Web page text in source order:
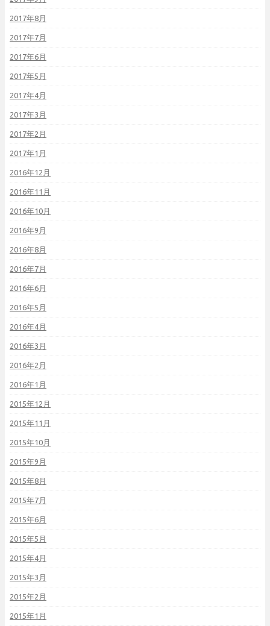
2017年8月
2017年7月
2017年6月
2017年5月
2017年4月
2017年3月
2017年2月
2017年1月
2016年12月
2016年11月
2016年10月
2016年9月
2016年8月
2016年7月
2016年6月
2016年5月
2016年4月
2016年3月
2016年2月
2016年1月
2015年12月
2015年11月
2015年10月
2015年9月
2015年8月
2015年7月
2015年6月
2015年5月
2015年4月
2015年3月
2015年2月
2015年1月